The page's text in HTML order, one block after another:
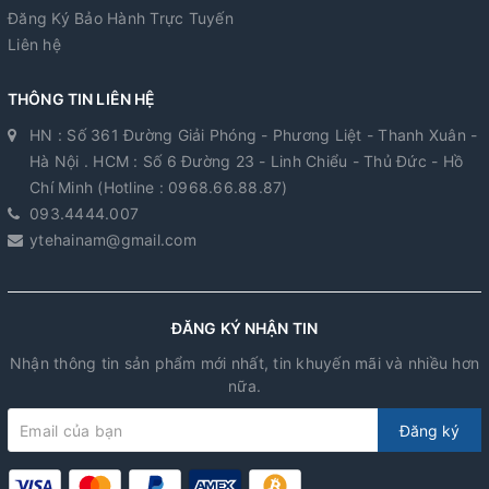
Đăng Ký Bảo Hành Trực Tuyến
Liên hệ
THÔNG TIN LIÊN HỆ
HN : Số 361 Đường Giải Phóng - Phương Liệt - Thanh Xuân -
Hà Nội . HCM : Số 6 Đường 23 - Linh Chiểu - Thủ Đức - Hồ
Chí Minh (Hotline : 0968.66.88.87)
093.4444.007
ytehainam@gmail.com
ĐĂNG KÝ NHẬN TIN
Nhận thông tin sản phẩm mới nhất, tin khuyến mãi và nhiều hơn
nữa.
Đăng ký